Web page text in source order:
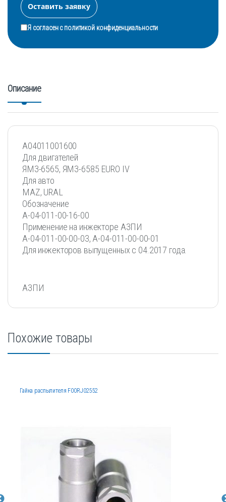
Я согласен сполитикой конфиденциальности
Описание
А04011001600
Для двигателей
ЯМЗ-6565, ЯМЗ-6585 EURO IV
Для авто
MAZ, URAL
Обозначение
A-04-011-00-16-00
Применение на инжекторе АЗПИ
А-04-011-00-00-03, А-04-011-00-00-01
Для инжекторов выпущенных с 04.2017 года.
АЗПИ
Похожие товары
Гайка распылителя F00RJ02552